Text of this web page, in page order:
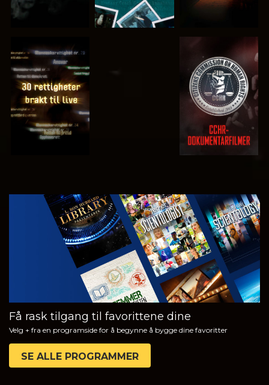
SE SE
SE
UTFORSK
SERIEN
Få rask tilgang til favorittene dine
Velg + fra en programside for å begynne å bygge dine favoritter
SE ALLE PROGRAMMER